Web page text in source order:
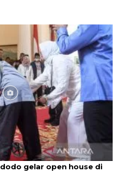
gelar open house di